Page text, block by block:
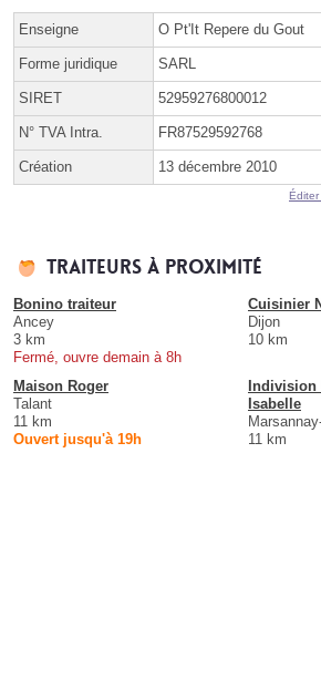
Enseigne O Pt'It Repere du Gout
Forme juridique SARL
SIRET 52959276800012
N° TVA Intra. FR87529592768
Création 13 décembre 2010
Éditer
Traiteurs à proximité
Bonino traiteur
Ancey
3 km
Fermé, ouvre demain à 8h
Cuisinier
Dijon
10 km
Maison Roger
Talant
11 km
Ouvert jusqu'à 19h
Indivision
Isabelle
11 km